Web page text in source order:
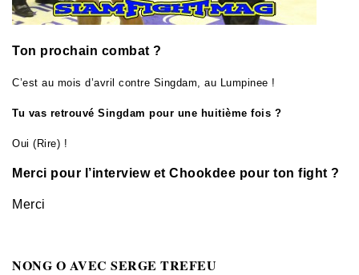
Ton prochain combat ?
C’est au mois d’avril contre Singdam, au Lumpinee !
Tu vas retrouvé Singdam pour une huitième fois ?
Oui (Rire) !
Merci pour l’interview et Chookdee pour ton fight ?
Merci
NONG O AVEC SERGE TREFEU